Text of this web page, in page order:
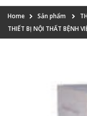
Home Sản phẩm
THIẾT BỊ NỘI THẤT BỆNH